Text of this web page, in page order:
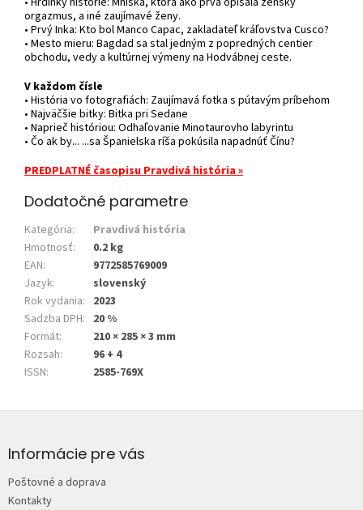
orgazmus, a iné zaujímavé ženy.
• Prvý Inka: Kto bol Manco Capac, zakladateľ kráľovstva Cusco?
• Mesto mieru: Bagdad sa stal jedným z popredných centier
obchodu, vedy a kultúrnej výmeny na Hodvábnej ceste.
V každom čísle
• História vo fotografiách: Zaujímavá fotka s pútavým príbehom
• Najväčšie bitky: Bitka pri Sedane
• Naprieč históriou: Odhaľovanie Minotaurovho labyrintu
• Čo ak by... ...sa Španielska ríša pokúsila napadnúť Čínu?
PREDPLATNÉ časopisu Pravdivá história »
Dodatočné parametre
Kategória:
Pravdivá história
Hmotnosť:
0.2 kg
EAN:
9772585769009
Jazyk:
slovenský
Rok vydania: 2023
Sadzba DPH: 20 %
Formát:
210 × 285 × 3 mm
Rozsah:
96 + 4
ISSN: 2585-769X
pInformácie pre vás
Poštovné a doprava
Kontakty